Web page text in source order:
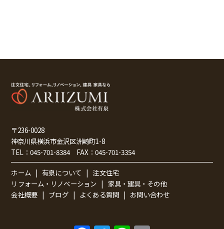
〒236-0028
神奈川県横浜市金沢区洲崎町1-8
TEL：045-701-8384 FAX：045-701-3354
ホーム 有泉について
注文住宅
リフォーム・リノベーション
家具・建具・その他
会社概要
ブログ よくある質問 お問い合わせ